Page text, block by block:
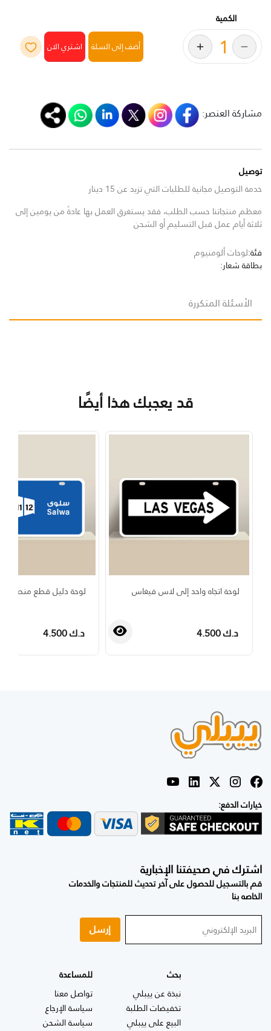
الكمية
أضف إلى السلة
مشاركة العنصر:
توصيل
خدمة التوصيل مجانية للطلبات التي تزيد عن 15 دينار
معظم منتجاتنا حسب الطلب، فقد يستغرق العمل بها عادةً من يومين إلى
ثلاثة أيام عمل قبل التسليم أو الشحن
فئة:لوحات ألومنيوم
بطاقة شعار:
الأسئلة المتكررة
قد يعجبك هذا أيضًا
لوحة اتجاه واحد إلى لاس فيغاس
د.ك 4.500
لوحة دليل قطع منطقة
د.ك 4.500
خيارات الدفع:
اشترك في صحيفتنا الإخبارية
قم بالتسجيل للحصول على آخر تحديث للمنتجات والخدمات
الخاصه بنا
إرسل
بحث
نبذة عن ييبلي
تخفيضات الطلبة
البيع على ييبلي
للمساعدة
تواصل معنا
سياسة الإرجاع
سياسة الشحن